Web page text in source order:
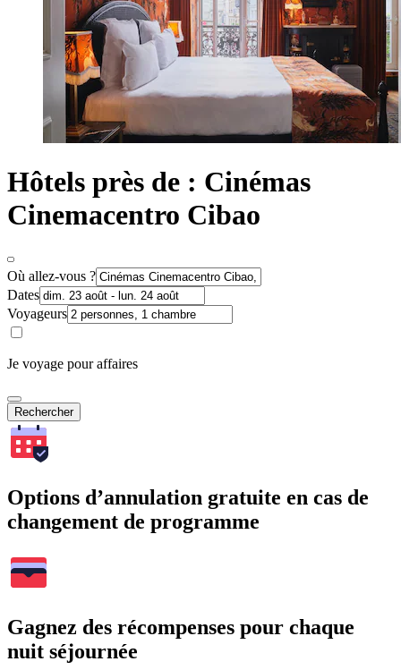
Hôtels près de : Cinémas
Cinemacentro Cibao
Où allez-vous ?
Dates
Voyageurs
Je voyage pour affaires
Rechercher
Options d’annulation gratuite en cas de
changement de programme
Gagnez des récompenses pour chaque
nuit séjournée